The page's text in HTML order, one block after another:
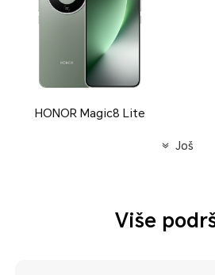
HONOR Magic8 Lite
Još
Više